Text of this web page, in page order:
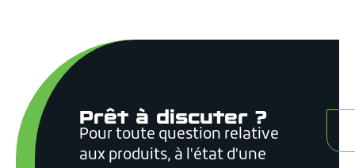
Prêt à discuter ?
Pour toute question relative
aux produits, à l'état d'une